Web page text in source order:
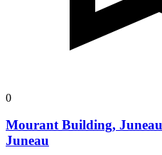
0
Mourant Building,
Juneau